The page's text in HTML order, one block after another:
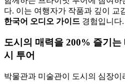
다. 이는 여행자가 작품과 깊이 교
한국어 오디오 가이드 경험입니다.
도시의 매력을 200% 즐기
시 투어
박물관과 미술관이 도시의 심장이